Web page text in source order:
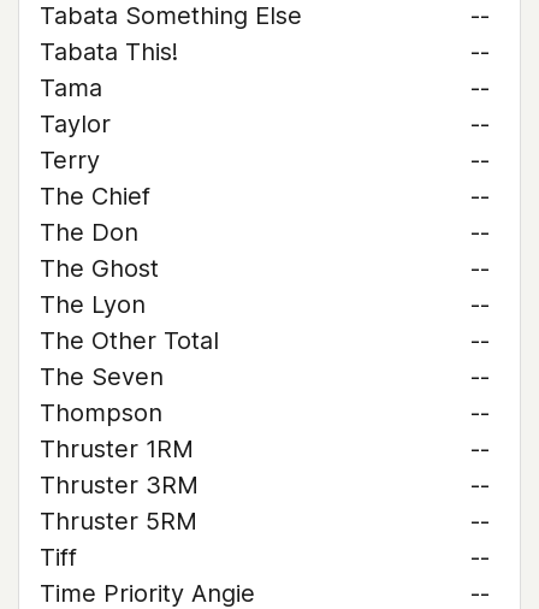
Tabata Something Else
--
Tabata This!
--
Tama
--
Taylor
--
Terry
--
The Chief
--
The Don
--
The Ghost
--
The Lyon
--
The Other Total
--
The Seven
--
Thompson
--
Thruster 1RM
--
Thruster 3RM
--
Thruster 5RM
--
Tiff
--
Time Priority Angie
--